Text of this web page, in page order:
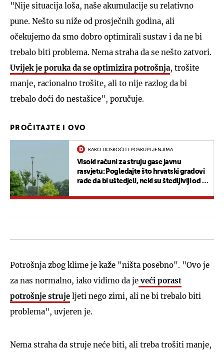
"Nije situacija loša, naše akumulacije su relativno
pune. Nešto su niže od prosječnih godina, ali
očekujemo da smo dobro optimirali sustav i da ne bi
trebalo biti problema. Nema straha da se nešto zatvori.
Uvijek je poruka da se optimizira potrošnja, trošite
manje, racionalno trošite, ali to nije razlog da bi
trebalo doći do nestašice", poručuje.
PROČITAJTE I OVO
KAKO DOSKOČITI POSKUPLJENJIMA
Visoki računi za struju gase javnu
rasvjetu: Pogledajte što hrvatski gradovi
rade da bi uštedjeli, neki su štedljiviji od -
Potrošnja zbog klime je kaže "ništa posebno". "Ovo je
za nas normalno, iako vidimo da jeveći porast
potrošnje struje ljeti nego zimi, ali ne bi trebalo biti
problema", uvjeren je.
Nema straha da struje neće biti, ali treba trošiti manje,